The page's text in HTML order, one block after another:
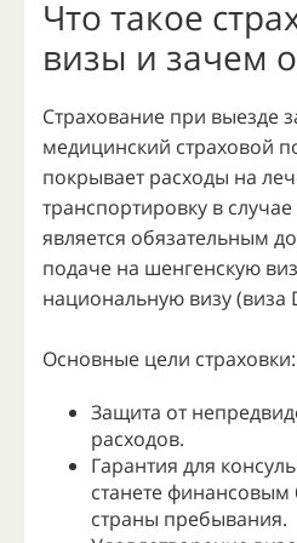
Что такое
визы и зачем
Страхование при выезде
медицинский страховой
покрывает расходы на
транспортировку в
является обязательным
подаче на шенгенскую
национальную визу (виза
Основные цели страховки:
Защита от
расходов.
Гарантия для
станете
страны пребывания.